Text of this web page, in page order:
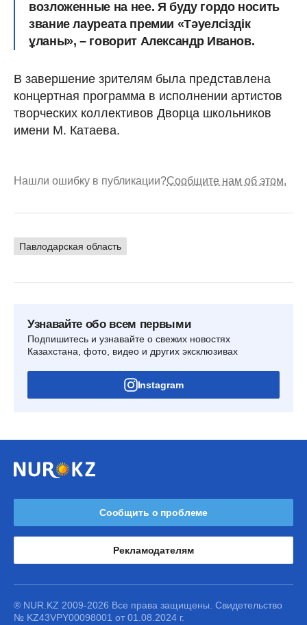
возложенные на нее. Я буду гордо носить
звание лауреата премии «Тәуелсіздік
ұланы», – говорит Александр Иванов.
В завершение зрителям была представлена
концертная программа в исполнении артистов
творческих коллективов Дворца школьников
имени М. Катаева.
Нашли ошибку в публикации?Сообщите нам об этом.
Павлодарская область
Узнавайте обо всем первыми
Подпишитесь и узнавайте о свежих новостях
Казахстана, фото, видео и других эксклюзивах
Instagram
Сообщить о проблеме
Рекламодателям
® NUR.KZ 2009-2026 Все права защищены. Свидетельство
№ KZ43VPY00098001 от 01.08.2024 г.